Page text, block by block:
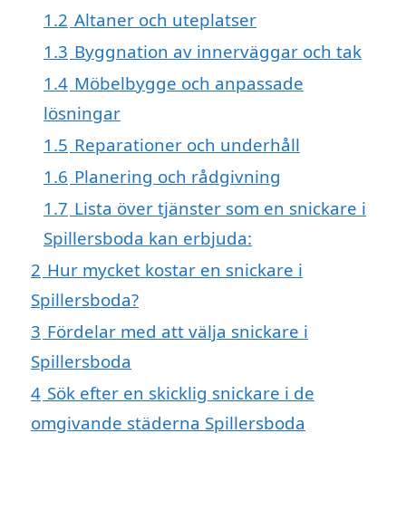
1.2 Altaner och uteplatser
1.3 Byggnation av innerväggar och tak
1.4 Möbelbygge och anpassade
lösningar
1.5 Reparationer och underhåll
1.6 Planering och rådgivning
1.7 Lista över tjänster som en snickare i
Spillersboda kan erbjuda:
2 Hur mycket kostar en snickare i
Spillersboda?
3 Fördelar med att välja snickare i
Spillersboda
4 Sök efter en skicklig snickare i de
omgivande städerna Spillersboda